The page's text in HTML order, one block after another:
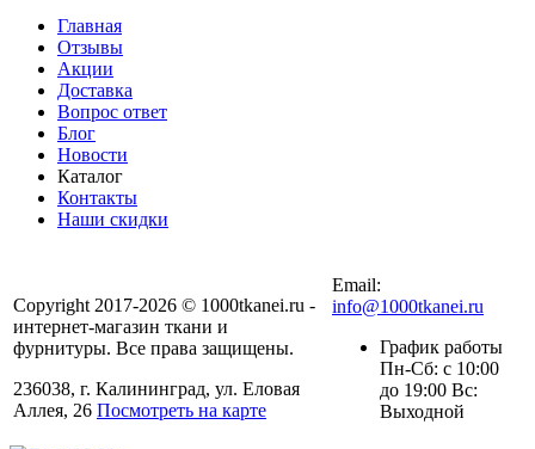
Главная
Отзывы
Акции
Доставка
Вопрос ответ
Блог
Новости
Каталог
Контакты
Наши скидки
Copyright 2017-2026 © 1000tkanei.ru -
интернет-магазин ткани и
фурнитуры. Все права защищены.
236038, г. Калининград, ул. Еловая
Аллея, 26 Посмотреть на карте
Email:
info@1000tkanei.ru
График работы
Пн-Сб: с 10:00
до 19:00 Вс:
Выходной